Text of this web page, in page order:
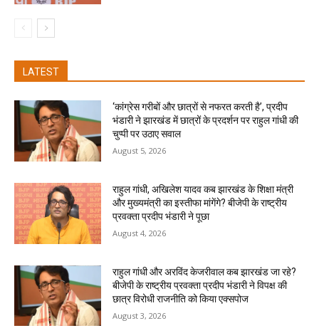
LATEST
‘कांग्रेस गरीबों और छात्रों से नफरत करती है’, प्रदीप
भंडारी ने झारखंड में छात्रों के प्रदर्शन पर राहुल गांधी की
चुप्पी पर उठाए सवाल
August 5, 2026
राहुल गांधी, अखिलेश यादव कब झारखंड के शिक्षा मंत्री
और मुख्यमंत्री का इस्तीफा मांगेंगे? बीजेपी के राष्ट्रीय
प्रवक्ता प्रदीप भंडारी ने पूछा
August 4, 2026
राहुल गांधी और अरविंद केजरीवाल कब झारखंड जा रहे?
बीजेपी के राष्ट्रीय प्रवक्ता प्रदीप भंडारी ने विपक्ष की
छात्र विरोधी राजनीति को किया एक्सपोज
August 3, 2026